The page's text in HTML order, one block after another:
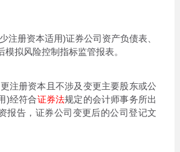
册资本适用)证券公司资产负债表、
模拟风险控制指标监管报表。
册资本且不涉及变更主要股东或公
)经符合证券法规定的会计师事务所出
报告，证券公司变更后的公司登记文